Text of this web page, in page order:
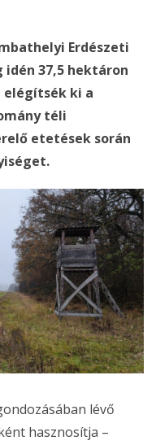
Erdészeti
37,5 hektáron
ki a
téli
etetések során
lévő
hasznosítja –